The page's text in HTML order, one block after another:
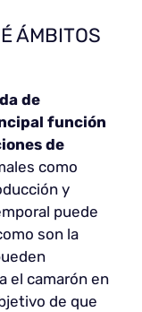
ÁMBITOS
de
función
de
como
y
puede
son la
el camarón en
de que